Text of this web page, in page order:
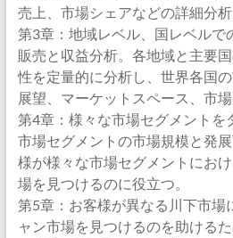
売上、市場シェアなどの詳細分析
第3章：地域レベル、国レベルで
販売と収益分析。各地域と主要
性を定量的に分析し、世界各国
展望、マーケットスペース、市場
第4章：様々な市場セグメントを
市場セグメントの市場規模と発
様が様々な市場セグメントにお
場を見つけるのに役立つ。
第5章：お客様が異なる川下市場
ャン市場を見つけるのを助ける